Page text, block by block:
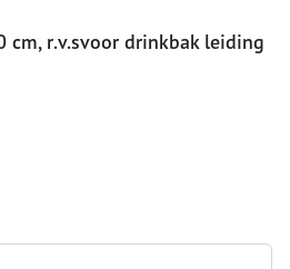
cm, r.v.svoor drinkbak leiding